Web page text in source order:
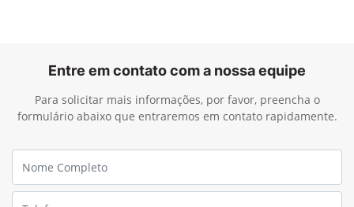
Entre em contato com a nossa equipe
Para solicitar mais informações, por favor, preencha o
formulário abaixo que entraremos em contato rapidamente.